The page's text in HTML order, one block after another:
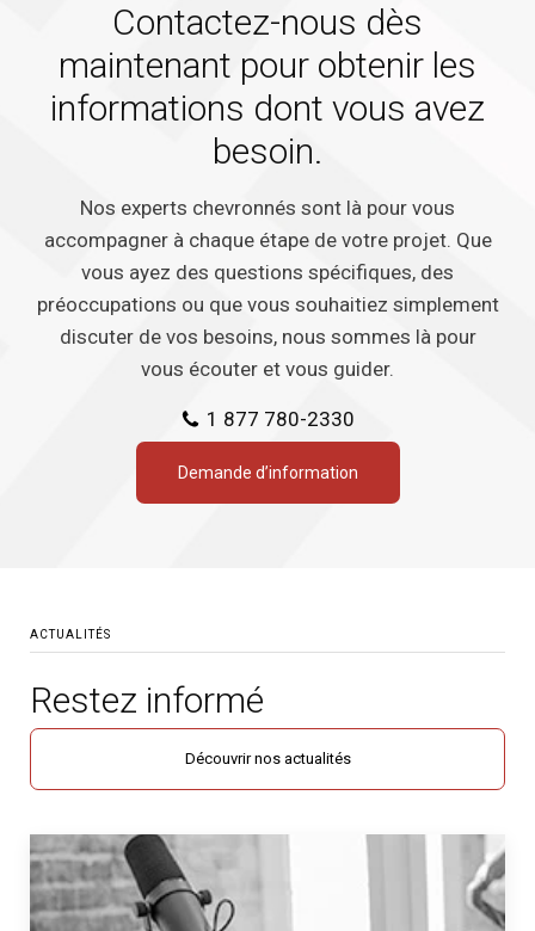
Contactez-nous dès
maintenant pour obtenir les
informations dont vous avez
besoin.
Nos experts chevronnés sont là pour vous
accompagner à chaque étape de votre projet. Que
vous ayez des questions spécifiques, des
préoccupations ou que vous souhaitiez simplement
discuter de vos besoins, nous sommes là pour
vous écouter et vous guider.
1 877 780-2330
Demande d’information
ACTUALITÉS
Restez informé
Découvrir nos actualités